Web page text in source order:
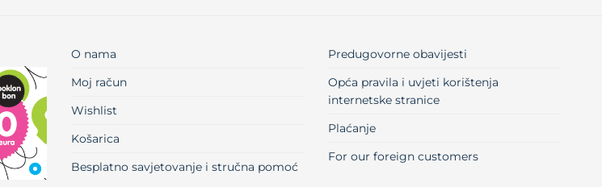
O nama
Moj račun
Wishlist
Košarica
Besplatno savjetovanje i stručna pomoć
Predugovorne obavijesti
Opća pravila i uvjeti korištenja
internetske stranice
Plaćanje
For our foreign customers